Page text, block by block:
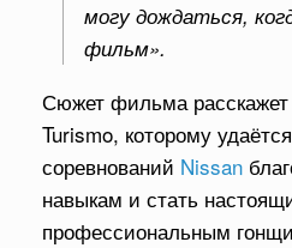
могу дождаться,
фильм».
Сюжет фильма
Turismo, которому
соревнований Nissan
навыкам и стать
профессиональным